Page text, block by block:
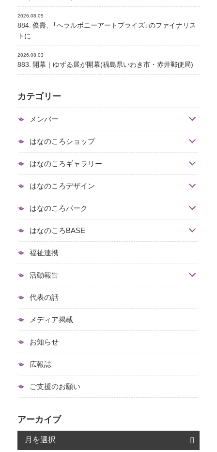
2026.08.05
884. 俊壽、「へラルボニーアートプライズ」のファイナリス
トに
2026.08.03
883. 開幕｜ゆずゐ展が開幕(福島県いわき市・赤井郵便局)
カテゴリー
メンバー
はなのころショップ
はなのころギャラリー
はなのころデザイン
はなのころパーク
はなのころBASE
福祉連携
活動報告
代表の話
メディア掲載
お知らせ
広報誌
ご支援のお願い
アーカイブ